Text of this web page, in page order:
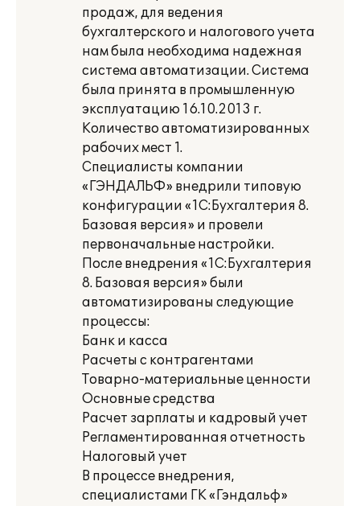
продаж, для ведения
бухгалтерского и налогового учета
нам была необходима надежная
система автоматизации. Система
была принята в промышленную
эксплуатацию 16.10.2013 г.
Количество автоматизированных
рабочих мест 1.
Специалисты компании
«ГЭНДАЛЬФ» внедрили типовую
конфигурации «1С:Бухгалтерия 8.
Базовая версия» и провели
первоначальные настройки.
После внедрения «1С:Бухгалтерия
8. Базовая версия» были
автоматизированы следующие
процессы:
Банк и касса
Расчеты с контрагентами
Товарно-материальные ценности
Основные средства
Расчет зарплаты и кадровый учет
Регламентированная отчетность
Налоговый учет
В процессе внедрения,
специалистами ГК «Гэндальф»